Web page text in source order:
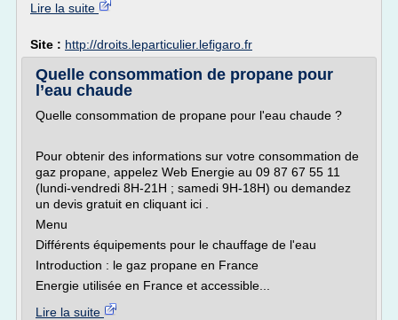
Lire la suite
Site : http://droits.leparticulier.lefigaro.fr
Quelle consommation de propane pour
l’eau chaude
Quelle consommation de propane pour l'eau chaude ?
Pour obtenir des informations sur votre consommation de
gaz propane, appelez Web Energie au 09 87 67 55 11
(lundi-vendredi 8H-21H ; samedi 9H-18H) ou demandez
un devis gratuit en cliquant ici .
Menu
Différents équipements pour le chauffage de l'eau
Introduction : le gaz propane en France
Energie utilisée en France et accessible...
Lire la suite